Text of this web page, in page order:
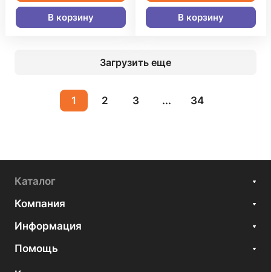
В корзину В корзину
Загрузить еще
1 2 3 ... 34
Каталог
Компания
Информация
Помощь